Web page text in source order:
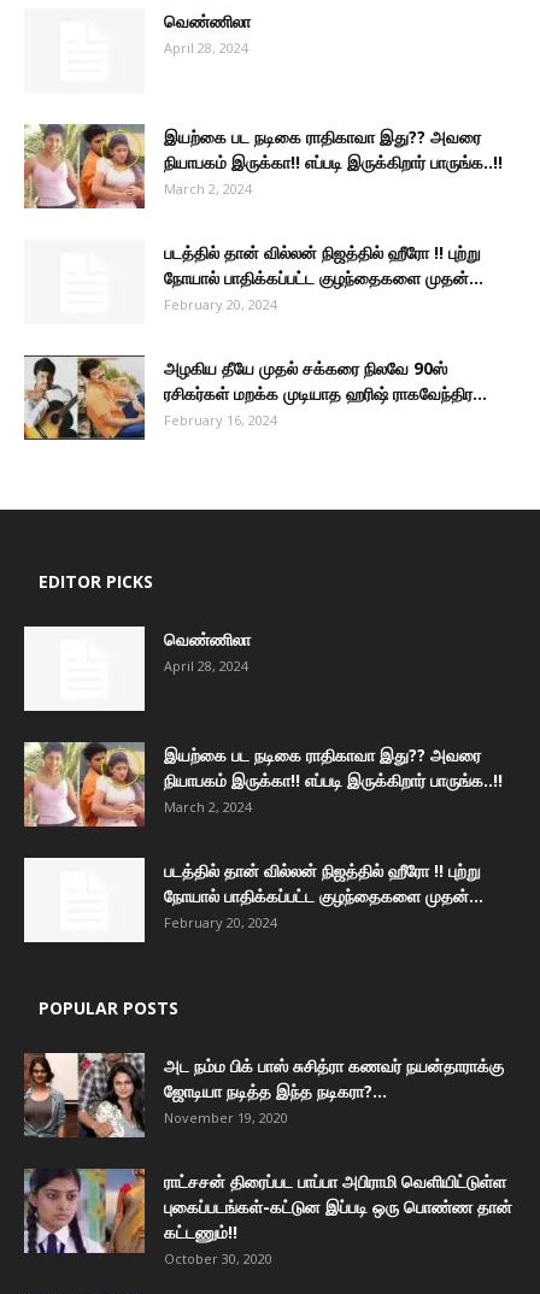
வெண்ணிலா
April 28, 2024
இயற்கை பட நடிகை ராதிகாவா இது?? அவரை
நியாபகம் இருக்கா!! எப்படி இருக்கிறார் பாருங்க..!!
March 2, 2024
படத்தில் தான் வில்லன் நிஜத்தில் ஹீரோ !! புற்று
நோயால் பாதிக்கப்பட்ட குழந்தைகளை முதன்...
February 20, 2024
அழகிய தீயே முதல் சக்கரை நிலவே 90ஸ்
ரசிகர்கள் மறக்க முடியாத ஹரிஷ் ராகவேந்திர...
February 16, 2024
EDITOR PICKS
வெண்ணிலா
April 28, 2024
இயற்கை பட நடிகை ராதிகாவா இது?? அவரை
நியாபகம் இருக்கா!! எப்படி இருக்கிறார் பாருங்க..!!
March 2, 2024
படத்தில் தான் வில்லன் நிஜத்தில் ஹீரோ !! புற்று
நோயால் பாதிக்கப்பட்ட குழந்தைகளை முதன்...
February 20, 2024
POPULAR POSTS
அட நம்ம பிக் பாஸ் சுசித்ரா கணவர் நயன்தாராக்கு
ஜோடியா நடித்த இந்த நடிகரா?...
November 19, 2020
ராட்சசன் திரைப்பட பாப்பா அபிராமி வெளியிட்டுள்ள
புகைப்படங்கள்-கட்டுன இப்படி ஒரு பொண்ண தான்
கட்டணும்!!
October 30, 2020